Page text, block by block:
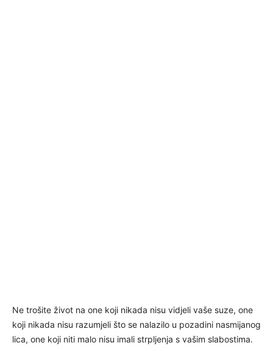
Ne trošite život na one koji nikada nisu vidjeli vaše suze, one
koji nikada nisu razumjeli što se nalazilo u pozadini nasmijanog
lica, one koji niti malo nisu imali strpljenja s vašim slabostima.